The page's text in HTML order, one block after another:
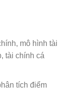
mô hình tài
tài chính cá
tích điểm